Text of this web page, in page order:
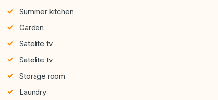
Summer kitchen
Garden
Satelite tv
Satelite tv
Storage room
Laundry